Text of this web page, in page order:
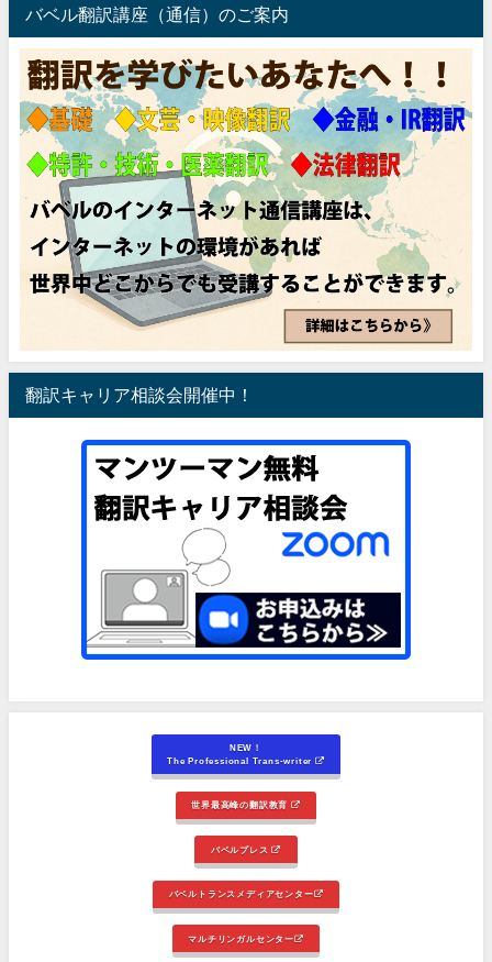
バベル翻訳講座（通信）のご案内
翻訳キャリア相談会開催中！
NEW！
The Professional Trans-writer
世界最高峰の翻訳教育
バベルプレス
バベルトランスメディアセンター
マルチリンガルセンター